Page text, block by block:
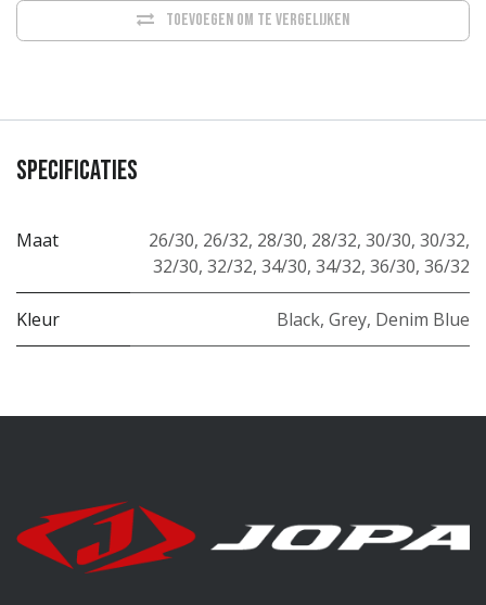
Toevoegen om te vergelijken
Specificaties
Maat 26/30, 26/32, 28/30, 28/32, 30/30, 30/32,
32/30, 32/32, 34/30, 34/32, 36/30, 36/32
Kleur Black, Grey, Denim Blue